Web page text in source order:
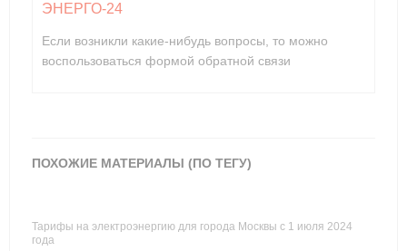
ЭНЕРГО-24
Если возникли какие-нибудь вопросы, то можно
воспользоваться формой обратной связи
ПОХОЖИЕ МАТЕРИАЛЫ (ПО ТЕГУ)
Тарифы на электроэнергию для города Москвы с 1 июля 2024
года